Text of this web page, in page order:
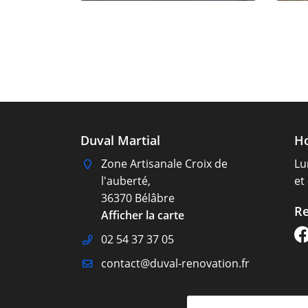
photo Agrandir la photo
Duval Martial
Zone Artisanale Croix de
l'auberté,
36370 Bélâbre
Afficher la carte
02 54 37 37 05
et